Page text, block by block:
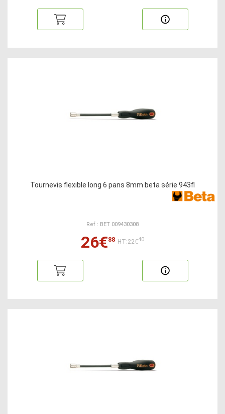
Tournevis flexible long 6 pans 8mm beta série 943fl
Ref : BET 009430308
26€88 HT:22€40